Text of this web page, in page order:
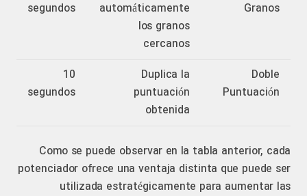
Granos
automáticamente
los granos
cercanos
segundos
Doble
Puntuación
Duplica la
puntuación
obtenida
10
segundos
Como se puede observar en la tabla anterior, cada
potenciador ofrece una ventaja distinta que puede ser
utilizada estratégicamente para aumentar las